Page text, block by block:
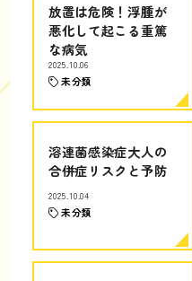
放置は危険！浮腫が
悪化して起こる重篤
な病気
2025.10.06
未分類
溶連菌感染症大人の
合併症リスクと予防
2025.10.04
未分類